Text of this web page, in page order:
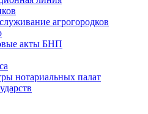
агрогородков
акты БНП
нотариальных палат